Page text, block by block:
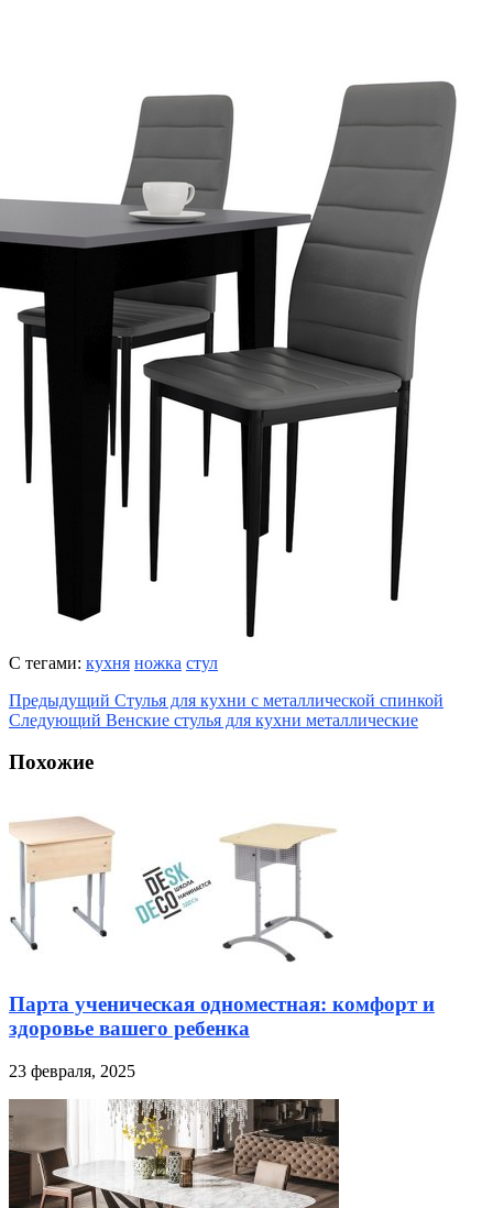
С тегами: кухня ножка стул
Предыдущий Стулья для кухни с металлической спинкой
Следующий Венские стулья для кухни металлические
Похожие
Парта ученическая одноместная: комфорт и
здоровье вашего ребенка
23 февраля, 2025